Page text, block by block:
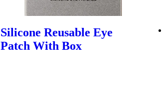
Silicone Reusable Eye
Patch With Box